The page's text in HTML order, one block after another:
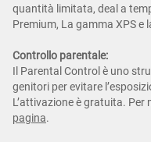
quantità limitata, deal a
Premium, La gamma XPS e
Controllo parentale:
Il Parental Control è uno
genitori per evitare
L’attivazione è gratuita.
pagina.